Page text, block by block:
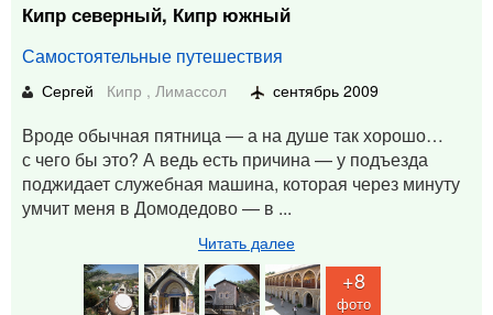
Кипр северный, Кипр южный
Самостоятельные путешествия
Сергей Кипр , Лимассол сентябрь 2009
Вроде обычная пятница — а на душе так хорошо…
с чего бы это? А ведь есть причина — у подъезда
поджидает служебная машина, которая через минуту
умчит меня в Домодедово — в ...
Читать далее
+8
фото